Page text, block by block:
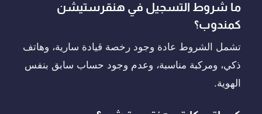
ما شروط التسجيل في هنقرستيشن
كمندوب؟
تشمل الشروط عادة وجود رخصة قيادة سارية، وهاتف
ذكي، ومركبة مناسبة، وعدم وجود حساب سابق بنفس
الهوية.